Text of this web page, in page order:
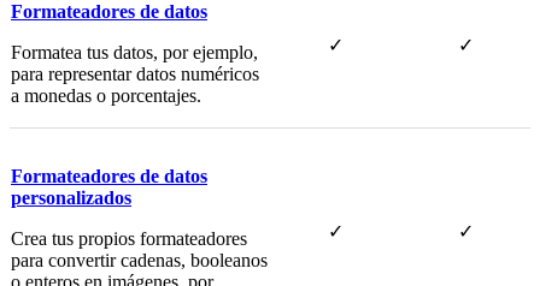
Formateadores de datos
Formatea tus datos, por ejemplo,
para representar datos numéricos
a monedas o porcentajes.
✓ ✓
Formateadores de datos
personalizados
Crea tus propios formateadores
para convertir cadenas, booleanos
✓ ✓